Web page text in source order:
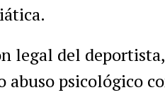
legal del
psicológico